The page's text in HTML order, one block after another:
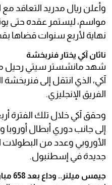
وأعلن ريال مدريد التعاقد
نهاية لأربع سنوات قضاها
ناثان آكي يختار فنربخشة
شهد مانشستر سيتي رحيل
آكي، الذي انتقل إلى
الفريق الإنجليزي.
وحقق آكي خلال تلك الفترة
إلى جانب دوري أبطال أوروبا
الأوروبي وعدد من
جديدة في إسطنبول.
جيمس ميلنر.. وداع بعد 658 مباراة